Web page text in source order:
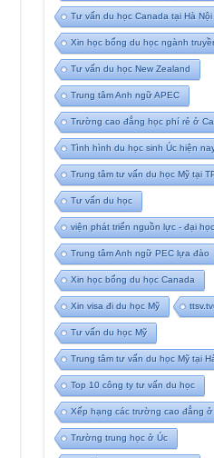
Tư vấn du học Canada tại Hà Nội
Xin học bổng du học ngành
Tư vấn du học New Zealand
Trung tâm Anh ngữ APEC
Trường cao đẳng học phí rẻ ở
Tình hình du học sinh Úc hiện
Trung tâm tư vấn du học Mỹ tại
Tư vấn du học
viện phát triển nguồn lực - đại
Trung tâm Anh ngữ PEC lựa đào
Xin học bổng du học Canada
Xin visa đi du học Mỹ
Tư vấn du học Mỹ
Trung tâm tư vấn du học Mỹ tại
Top 10 công ty tư vấn du học
Xếp hạng các trường cao đẳng ở
Trường trung học ở Úc